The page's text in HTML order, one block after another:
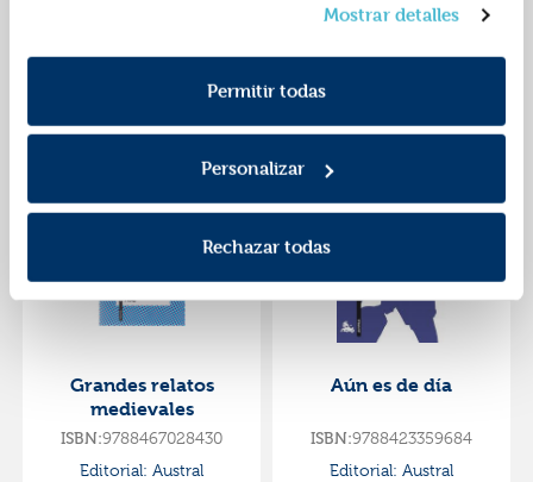
consentimiento en cualquier momento. Para más
información consulta laPolítica de Cookiesy la
Política de Privacidad.
Mostrar detalles
Permitir todas
Personalizar
Rechazar todas
Autor:Pla, Josep
Antes de los
de cuentos
Grandes relatos
medievales
ISBN:9788467028430
Editorial: Austral
Aún es de día
ISBN:9788423359684
Editorial: Austral